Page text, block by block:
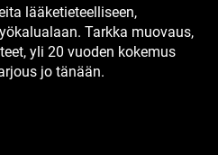
lääketieteelliseen,
Tarkka muovaus,
yli 20 vuoden kokemus
jo tänään.